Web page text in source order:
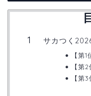
サカつく
【第
【第
【第